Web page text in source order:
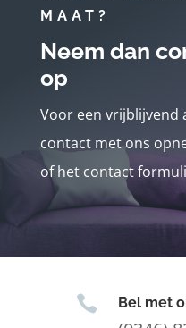
MAAT?
Neem dan
op
Voor een vrijblijvend
contact met ons
of het contact
 Bel met